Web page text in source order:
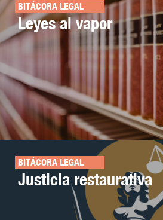
BITÁCORA LEGAL
Leyes al vapor
BITÁCORA LEGAL
Justicia restaurativa